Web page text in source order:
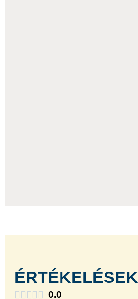
ÉRTÉKELÉSEK
0.0
